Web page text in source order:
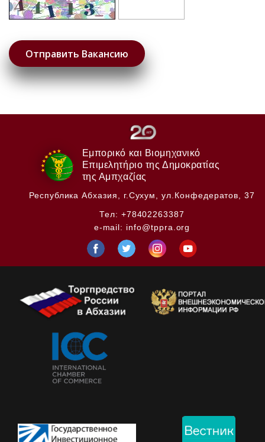
Εμπορικό και Βιομηχανικό
Επιμελητήριο της Δημοκρατίας
της Αμπχαζίας
Республика Абхазия,
г.Сухум, ул.Конфедератов, 37
Тел: +78402263387
e-mail: info@tppra.org